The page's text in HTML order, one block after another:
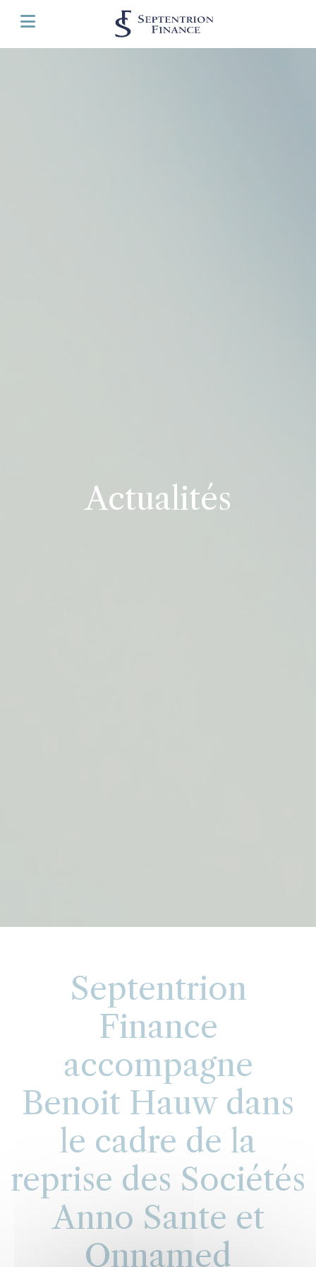
Actualités
Septentrion
Finance
accompagne
Benoit Hauw dans
le cadre de la
reprise des Sociétés
Anno Sante et
Onnamed
Panneau de gestion des cookies